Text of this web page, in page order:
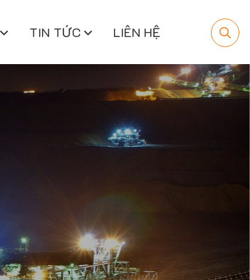
TIN TỨC LIÊN HỆ